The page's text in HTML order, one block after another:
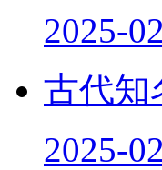
2025-
古代知
2025-